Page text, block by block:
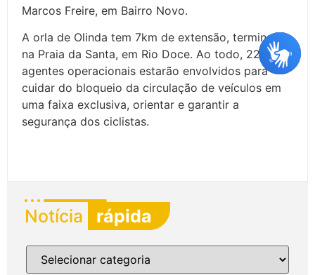
Marcos Freire, em Bairro Novo.
A orla de Olinda tem 7km de extensão, terminando
na Praia da Santa, em Rio Doce. Ao todo, 22
agentes operacionais estarão envolvidos para
cuidar do bloqueio da circulação de veículos em
uma faixa exclusiva, orientar e garantir a
segurança dos ciclistas.
Notícia rápida